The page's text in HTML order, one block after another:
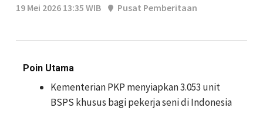
19 Mei 2026 13:35 WIB
Pusat Pemberitaan
Poin Utama
Kementerian PKP menyiapkan 3.053 unit
BSPS khusus bagi pekerja seni di Indonesia